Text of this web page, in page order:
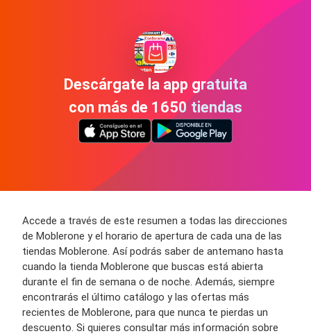
Descárgate la app gratuita
con más de 1650 tiendas
Accede a través de este resumen a todas las direcciones
de Moblerone y el horario de apertura de cada una de las
tiendas Moblerone. Así podrás saber de antemano hasta
cuando la tienda Moblerone que buscas está abierta
durante el fin de semana o de noche. Además, siempre
encontrarás el último catálogo y las ofertas más
recientes de Moblerone, para que nunca te pierdas un
descuento. Si quieres consultar más información sobre